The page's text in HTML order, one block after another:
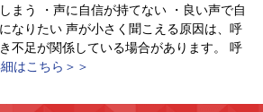
まう ・声に自信が持てない ・良い声で自
なりたい 声が小さく聞こえる原因は、呼
不足が関係している場合があります。 呼
はこちら＞＞